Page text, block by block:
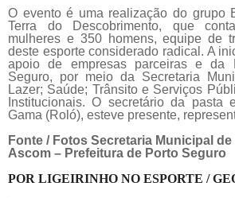
O evento é uma realização do grupo
Terra do Descobrimento, que
mulheres e 350 homens, equipe de
deste esporte considerado radical. A
apoio de empresas parceiras e da
Seguro, por meio da Secretaria
Lazer; Saúde; Trânsito e Serviços
Institucionais. O secretário da pasta
Gama (Roló), esteve presente,
Fonte / Fotos Secretaria Municipal
Ascom – Prefeitura de Porto Seguro
POR LIGEIRINHO NO ESPORTE /